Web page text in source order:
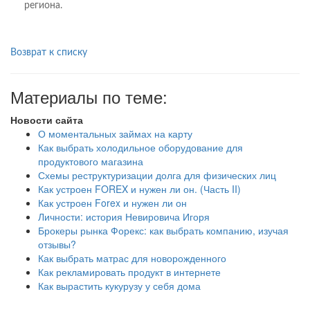
региона.
Возврат к списку
Материалы по теме:
Новости сайта
О моментальных займах на карту
Как выбрать холодильное оборудование для
продуктового магазина
Схемы реструктуризации долга для физических лиц
Как устроен FOREX и нужен ли он. (Часть II)
Как устроен Forex и нужен ли он
Личности: история Невировича Игоря
Брокеры рынка Форекс: как выбрать компанию, изучая
отзывы?
Как выбрать матрас для новорожденного
Как рекламировать продукт в интернете
Как вырастить кукурузу у себя дома